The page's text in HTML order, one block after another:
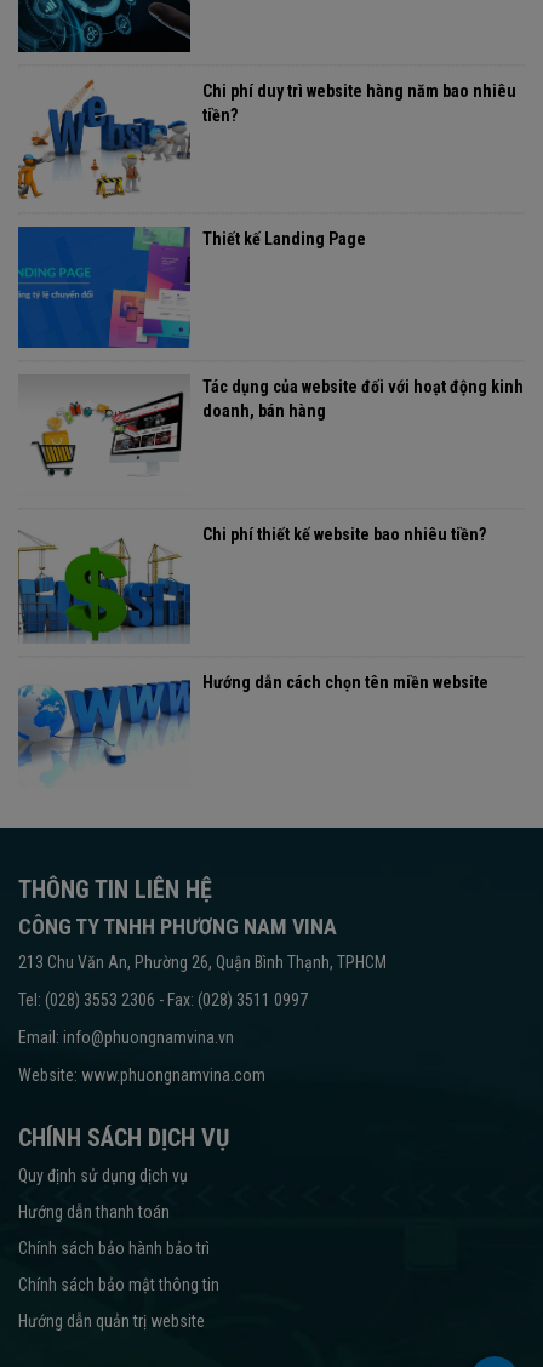
Chi phí duy trì website hàng năm bao nhiêu
tiền?
Thiết kế Landing Page
Tác dụng của website đối với hoạt động kinh
doanh, bán hàng
Chi phí thiết kế website bao nhiêu tiền?
Hướng dẫn cách chọn tên miền website
THÔNG TIN LIÊN HỆ
CÔNG TY TNHH PHƯƠNG NAM VINA
213 Chu Văn An, Phường 26, Quận Bình Thạnh, TPHCM
Tel: (028) 3553 2306 - Fax: (028) 3511 0997
Email: info@phuongnamvina.vn
Website: www.phuongnamvina.com
CHÍNH SÁCH DỊCH VỤ
Quy định sử dụng dịch vụ
Hướng dẫn thanh toán
Chính sách bảo hành bảo trì
Chính sách bảo mật thông tin
Hướng dẫn quản trị website